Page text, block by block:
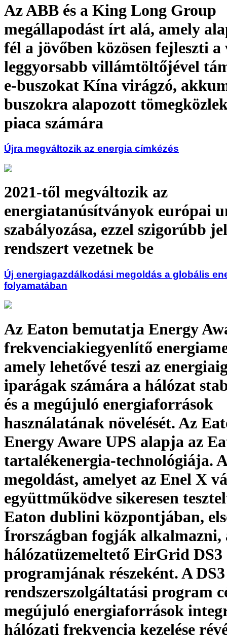
Az ABB és a King Long Group
megállapodást írt alá, amely
fél a jövőben közösen fejleszti a
leggyorsabb villámtöltőjével
e-buszokat Kína virágzó,
buszokra alapozott
piaca számára
Újra megváltozik az energia címkézés
2021-től megváltozik az
energiatanúsítványok európai
szabályozása, ezzel szigorúbb
rendszert vezetnek be
Új energiagazdálkodási megoldás a globális
folyamatában
Az Eaton bemutatja Energy
frekvenciakiegyenlítő
amely lehetővé teszi az
iparágak számára a hálózat
és a megújuló energiaforrások
használatának növelését. Az
Energy Aware UPS alapja az
tartalékenergia-technológiája. A
megoldást, amelyet az Enel X
együttműködve sikeresen
Eaton dublini központjában,
Írországban fogják alkalmazni,
hálózatüzemeltető EirGrid DS3
programjának részeként. A DS3
rendszerszolgáltatási program
megújuló energiaforrások
hálózati frekvencia kezelése